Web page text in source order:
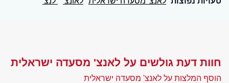
חוות דעת גולשים על לאנצ' מסעדה ישראלית
הוסף המלצות על לאנצ' מסעדה ישראלית